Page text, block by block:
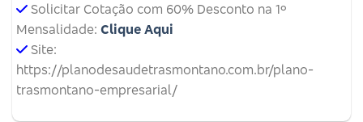
Solicitar Cotação com 60% Desconto na 1º
Mensalidade: Clique Aqui
Site:
https://planodesaudetrasmontano.com.br/plano-
trasmontano-empresarial/